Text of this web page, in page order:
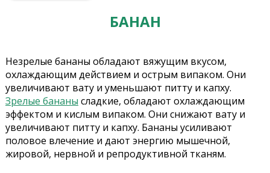
БАНАН
Незрелые бананы обладают вяжущим вкусом,
охлаждающим действием и острым випаком. Они
увеличивают вату и уменьшают питту и капху.
Зрелые бананы сладкие, обладают охлаждающим
эффектом и кислым випаком. Они снижают вату и
увеличивают питту и капху. Бананы усиливают
половое влечение и дают энергию мышечной,
жировой, нервной и репродуктивной тканям.